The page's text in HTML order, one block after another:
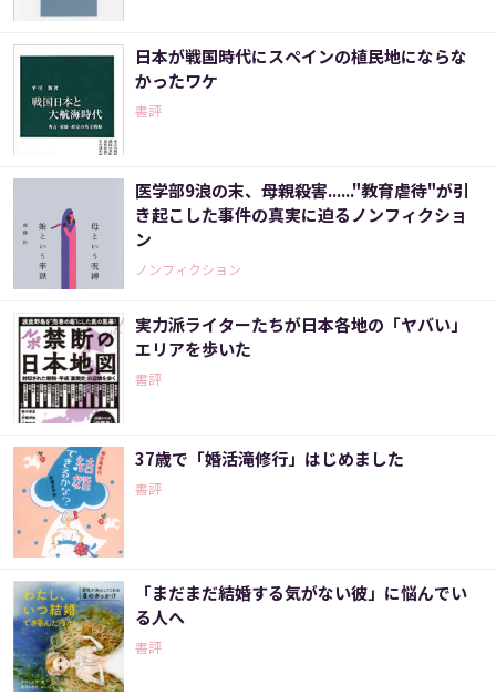
日本が戦国時代にスペインの植民地にならな
かったワケ
書評
医学部9浪の末、母親殺害......"教育虐待"が引
き起こした事件の真実に迫るノンフィクショ
ン
ノンフィクション
実力派ライターたちが日本各地の「ヤバい」
エリアを歩いた
書評
37歳で「婚活滝修行」はじめました
書評
「まだまだ結婚する気がない彼」に悩んでい
る人へ
書評